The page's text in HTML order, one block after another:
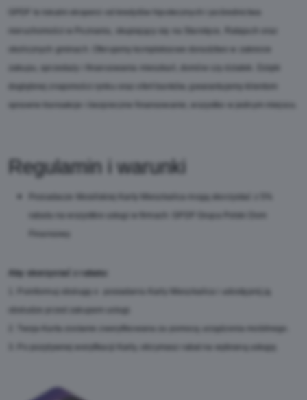
Regulamin i warunki
Aby skorzystać z rabatu: